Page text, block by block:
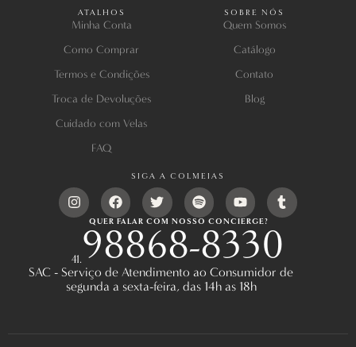
SOBRE NÓS
Quem Somos
Catálogo
Contato
Blog
ATALHOS
Minha Conta
Como Comprar
Termos e Condições
Troca de Devoluções
Cuidado com Velas
FAQ
QUER FALAR COM NOSSO CONCIERGE?
41.98868-8330
SAC - Serviço de Atendimento ao Consumidor de
segunda a sexta-feira, das 14h as 18h
SIGA A COLMEIAS